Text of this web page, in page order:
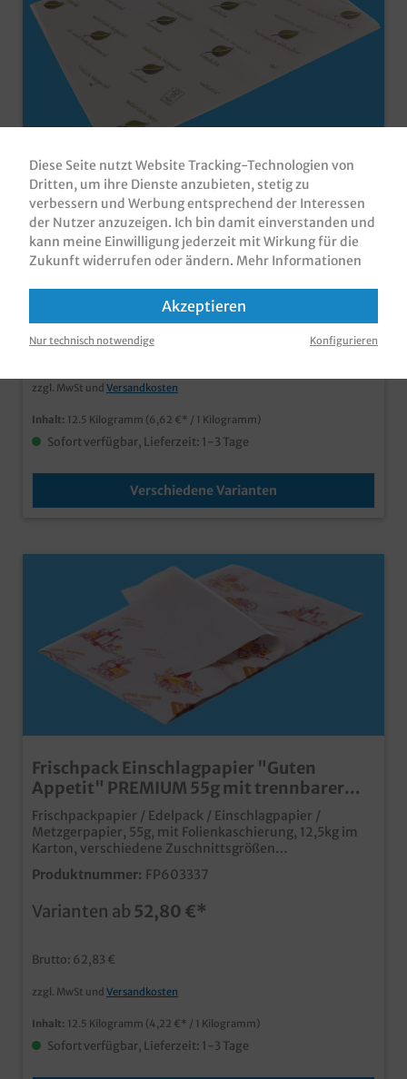
Bio Frischhalte Einschlagpapier
"Natürlich" fettdicht 12,5kg versch.
Größen
Bio Einschlagpapier / Frischhaltepapier /
Sandwichpapier / Burgerpapier, fettdicht,
unbeschichtet, 12,5kg im Karton 1/8 Bogen 25x37,5cm
(ca.3600 Blatt) & 1/4 Bogen 37,5x50cm (ca. 1800 Blatt)
und Lebensmittelhandel zertifiziertes Kraftpapier aus
nachhaltiger Forstwirtschaft, mit integrierter
Fettbarriere ohne zusätzliche Kunststofflage, dadurch
auch im Altpapier entsorgbar individuell bedruckbar ab
Produktnummer:BEPBF2537
82,80 €*
zzgl. MwSt und Versandkosten
Inhalt: 12.5 Kilogramm (6,62 €* / 1 Kilogramm)
Sofort verfügbar, Lieferzeit: 1-3 Tage
Verschiedene Varianten
Frischpack Einschlagpapier "Guten
Appetit" PREMIUM 55g mit trennbarer
Folienlage versch. Größen 12,5kg
Frischpackpapier / Edelpack / Einschlagpapier /
Metzgerpapier, 55g, mit Folienkaschierung, 12,5kg im
Karton, verschiedene Zuschnittsgrößen
wählbarqualitatives und hochwertiges
Einschlag/Frischhaltepapiermit Folienlage für optimale
dadurch optimale Mülltrennungmit Neutraldruck
oder frischebedürftigen Lebensmittelnindividuell
Produktnummer: FP603337
Varianten ab 52,80 €*
Brutto: 62,83 €
zzgl. MwSt und Versandkosten
Inhalt: 12.5 Kilogramm (4,22 €* / 1 Kilogramm)
Sofort verfügbar, Lieferzeit: 1-3 Tage
Diese Seite nutzt Website Tracking-Technologien von
Dritten, um ihre Dienste anzubieten, stetig zu
verbessern und Werbung entsprechend der Interessen
der Nutzer anzuzeigen. Ich bin damit einverstanden und
kann meine Einwilligung jederzeit mit Wirkung für die
Zukunft widerrufen oder ändern. Mehr Informationen
Akzeptieren
Nur technisch notwendige Konfigurieren